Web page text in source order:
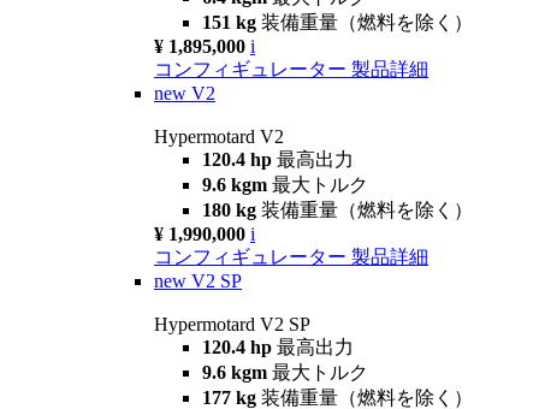
151 kg 装備重量（燃料を除く）
¥ 1,895,000 i
コンフィギュレーター 製品詳細
new V2
Hypermotard V2
120.4 hp 最高出力
9.6 kgm 最大トルク
180 kg 装備重量（燃料を除く）
¥ 1,990,000 i
コンフィギュレーター 製品詳細
new V2 SP
Hypermotard V2 SP
120.4 hp 最高出力
9.6 kgm 最大トルク
177 kg 装備重量（燃料を除く）